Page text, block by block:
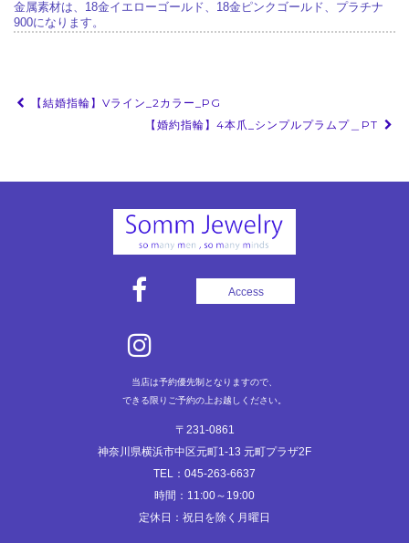
金属素材は、18金イエローゴールド、18金ピンクゴールド、プラチナ
900になります。
投
ビ
【結婚指輪】Vライン_2カラー_PG
【婚約指輪】4本爪_シンプルプラムプ＿PT
Access
当店は予約優先制となりますので、
できる限りご予約の上お越しください。
〒231-0861
神奈川県横浜市中区元町1-13 元町プラザ2F
TEL：045-263-6637
時間：11:00～19:00
定休日：祝日を除く月曜日